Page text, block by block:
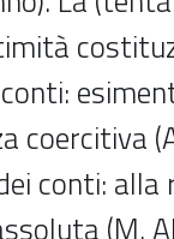
coercitiva
conti: alla
(M.